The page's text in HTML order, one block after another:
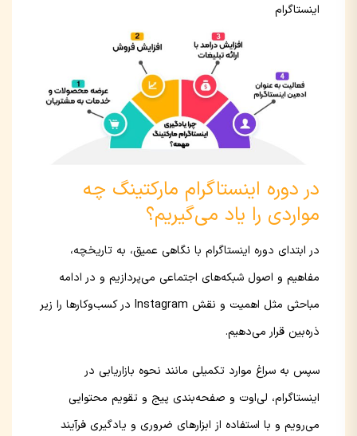
اینستاگرام
در دوره اینستاگرام مارکتینگ چه
مواردی را یاد می‌گیریم؟
در ابتدای دوره اینستاگرام با نگاهی عمیق، به تاریخچه،
مفاهیم و اصول شبکه‌های اجتماعی می‌پردازیم و در ادامه
مباحثی مثل اهمیت و نقش Instagram در کسب‌وکارها را زیر
ذره‌بین قرار می‌دهیم.
سپس به سراغ موارد تکمیلی مانند نحوه بازاریابی در
اینستاگرام، لی‌اوت و صفحه‌بندی پیج و تقویم محتوایی
می‌رویم و با استفاده از ابزارهای ضروری و یادگیری فرآیند